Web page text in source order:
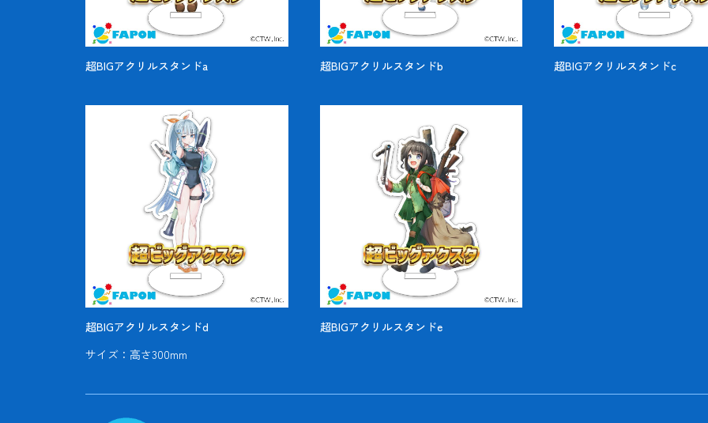
超BIGアクリルスタンドa 超BIGアクリルスタンドb 超BIGアクリルスタンドc
超BIGアクリルスタンドd
超BIGアクリルスタンドe
サイズ：高さ300mm